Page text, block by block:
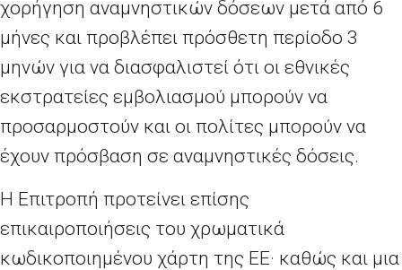
χορήγηση αναμνηστικών δόσεων μετά από 6
μήνες και προβλέπει πρόσθετη περίοδο 3
μηνών για να διασφαλιστεί ότι οι εθνικές
εκστρατείες εμβολιασμού μπορούν να
προσαρμοστούν και οι πολίτες μπορούν να
έχουν πρόσβαση σε αναμνηστικές δόσεις.
Η Επιτροπή προτείνει επίσης
επικαιροποιήσεις του χρωματικά
κωδικοποιημένου χάρτη της ΕΕ· καθώς και μια